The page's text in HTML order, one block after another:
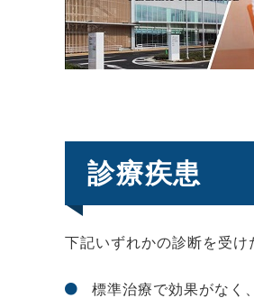
診療疾患
下記いずれかの診断を受け
標準治療で効果がなく